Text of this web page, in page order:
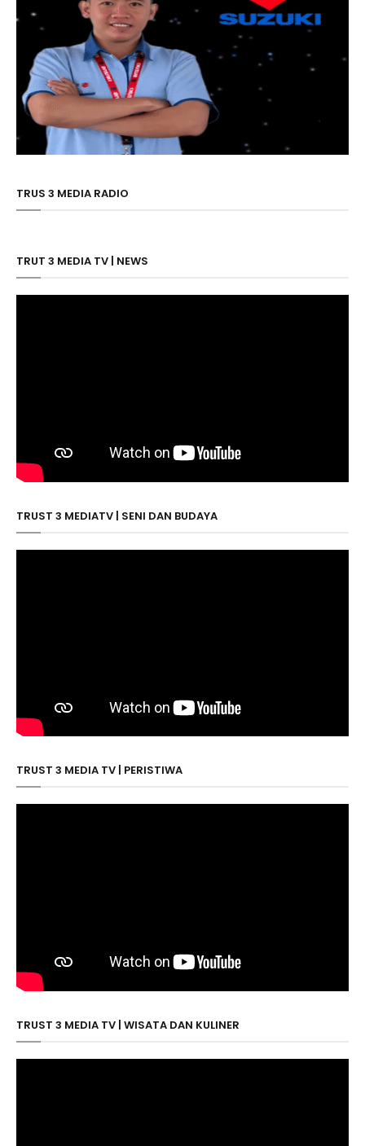
TRUS 3 MEDIA RADIO
TRUT 3 MEDIA TV | NEWS
TRUST 3 MEDIATV | SENI DAN BUDAYA
TRUST 3 MEDIA TV | PERISTIWA
TRUST 3 MEDIA TV | WISATA DAN KULINER